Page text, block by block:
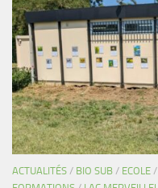
ACTUALITÉS / BIO SUB / ECOLE /